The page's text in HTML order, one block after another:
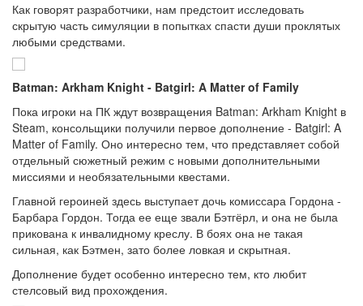
Как говорят разработчики, нам предстоит исследовать
скрытую часть симуляции в попытках спасти души проклятых
любыми средствами.
Batman: Arkham Knight - Batgirl: A Matter of Family
Пока игроки на ПК ждут возвращения Batman: Arkham Knight в
Steam, консольщики получили первое дополнение - Batgirl: A
Matter of Family. Оно интересно тем, что представляет собой
отдельный сюжетный режим с новыми дополнительными
миссиями и необязательными квестами.
Главной героиней здесь выступает дочь комиссара Гордона -
Барбара Гордон. Тогда ее еще звали Бэтгёрл, и она не была
прикована к инвалидному креслу. В боях она не такая
сильная, как Бэтмен, зато более ловкая и скрытная.
Дополнение будет особенно интересно тем, кто любит
стелсовый вид прохождения.